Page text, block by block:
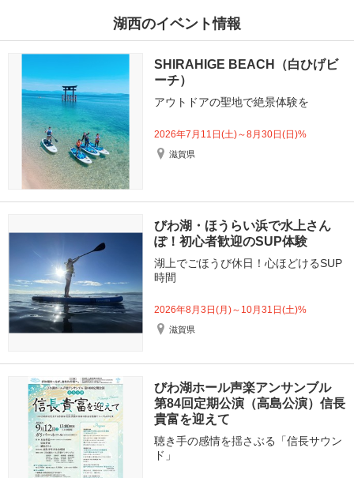
湖西のイベント情報
SHIRAHIGE BEACH（白ひげビ
ーチ）
アウトドアの聖地で絶景体験を
2026年7月11日(土)～8月30日(日)%
滋賀県
びわ湖・ほうらい浜で水上さん
ぽ！初心者歓迎のSUP体験
湖上でごほうび休日！心ほどけるSUP
時間
2026年8月3日(月)～10月31日(土)%
滋賀県
びわ湖ホール声楽アンサンブル
第84回定期公演（高島公演）信長
貴富を迎えて
聴き手の感情を揺さぶる「信長サウン
ド」